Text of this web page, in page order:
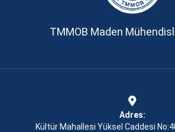
TMMOB Maden
Adres:
Kültür Mahallesi Yüksel Caddesi